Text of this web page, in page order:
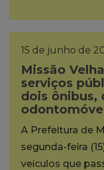
15 de junho de
Missão
serviços
dois ônibus,
A Prefeitura de
segunda-feira
veículos que